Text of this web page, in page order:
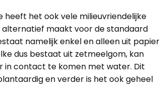
heeft het ook vele milieuvriendelijke
maakt voor de standaard
namelijk enkel en alleen uit papier
dus bestaat uit zetmeelgom, kan
in contact te komen met water. Dit
en verder is het ook geheel